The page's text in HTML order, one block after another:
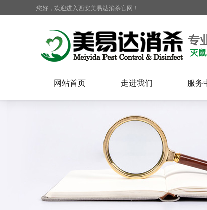
您好，欢迎进入西安美易达消杀官网！
网站首页 走进我们 服务